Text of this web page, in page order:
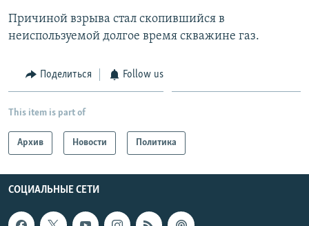
Все сайты Радио Азатутюн
Причиной взрыва стал скопившийся в
неиспользуемой долгое время скважине газ.
Поделиться Follow us
This item is part of
Архив Новости Политика
СОЦИАЛЬНЫЕ СЕТИ